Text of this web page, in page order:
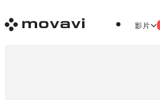
影片